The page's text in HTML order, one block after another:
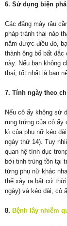
6. Sử dụng biện
Các đấng mày râu
pháp tránh thai nào
nắm được điều đó,
thành ông bố bất
này. Nếu bạn không
thai, tốt nhất là bạn
7. Tính ngày theo
Nếu cô ấy không sử
rụng trứng của cô ấy
kì của phụ nữ kéo
ngày thứ 14). Tuy
quan hệ tình dục
bởi tinh trùng tồn tại
từng phụ nữ khác
thể xảy ra bất cứ
ngày) và kéo dài, cô
8. Bệnh lây nhiễm